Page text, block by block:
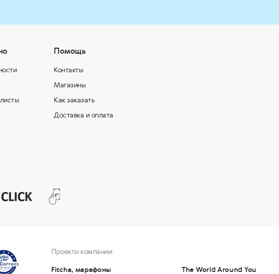
Помощь
Контакты
Магазины
Как заказать
Доставка и оплата
Проекты компании:
Fitcha, марафоны The World Around You